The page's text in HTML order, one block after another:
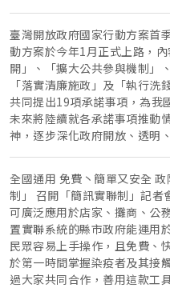
臺灣開放政府國家行動方案首
動方案於今年1月正式上路，
開」、「擴大公共參與機制」
「落實清廉施政」及「執行
共同提出19項承諾事項，為我
未來將陸續就各承諾事項推動
神，逐步深化政府開放、透明
全國通用 免費丶簡單又安全
制」 召開「簡訊實聯制」記者
可廣泛應用於店家、攤商、公
置實聯系統的縣市政府能運用
民眾容易上手操作，且免費、
於第一時間掌握染疫者及其接
過大家共同合作，善用這款工